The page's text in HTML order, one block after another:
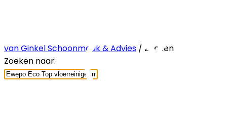
van Ginkel Schoonmaak & Advies / Zoeken
Zoeken naar: